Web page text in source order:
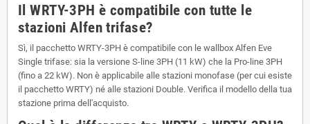
Il WRTY-3PH è compatibile con tutte le
stazioni Alfen trifase?
Sì, il pacchetto WRTY-3PH è compatibile con le wallbox Alfen Eve
Single trifase: sia la versione S-line 3PH (11 kW) che la Pro-line 3PH
(fino a 22 kW). Non è applicabile alle stazioni monofase (per cui esiste
il pacchetto WRTY) né alle stazioni Double. Verifica il modello della tua
stazione prima dell'acquisto.